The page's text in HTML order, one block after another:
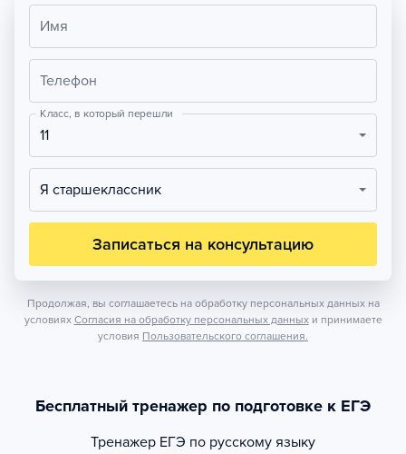
Имя
Телефон
Класс, в который перешли
11
Я старшеклассник
Записаться на консультацию
Продолжая, вы соглашаетесь на обработку персональных данных на
условиях Согласия на обработку персональных данных и принимаете
условия Пользовательского соглашения.
Бесплатный тренажер по подготовке к ЕГЭ
Тренажер ЕГЭ по русскому языку